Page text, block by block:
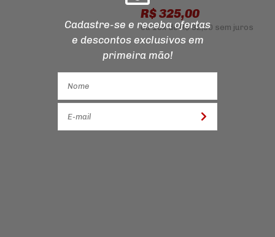
R$ 325,00
ou10xdeR$ 32,50 sem juros
Cadastre-se e receba ofertas
e descontos exclusivos em
primeira mão!